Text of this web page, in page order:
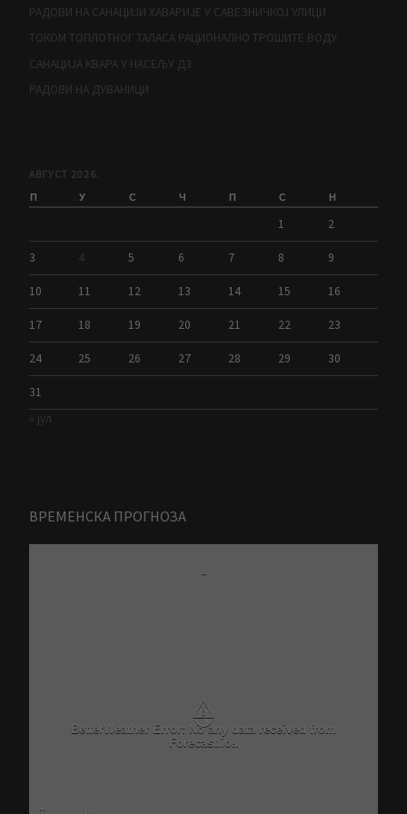
РАДОВИ НА САНАЦИЈИ ХАВАРИЈЕ У САВЕЗНИЧКОЈ УЛИЦИ
ТОКОМ ТОПЛОТНОГ ТАЛАСА РАЦИОНАЛНО ТРОШИТЕ ВОДУ
САНАЦИЈА КВАРА У НАСЕЉУ Д3
РАДОВИ НА ДУВАНИЦИ
АВГУСТ 2026.
П У С Ч П С Н
1 2
3 4 5 6 7 8 9
10 11 12 13 14 15 16
17 18 19 20 21 22 23
24 25 26 27 28 29 30
31
« јул
ВРЕМЕНСКА ПРОГНОЗА
-
⚠
Critical problem in Better Weather Ajax calls